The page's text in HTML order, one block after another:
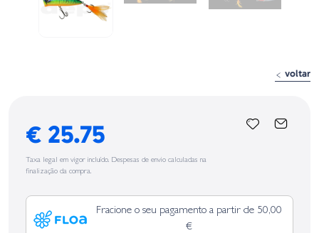
voltar
€ 25.75
Taxa legal em vigor incluído. Despesas de envio calculadas na
finalização da compra.
Fracione o seu pagamento a partir de 50,00
€